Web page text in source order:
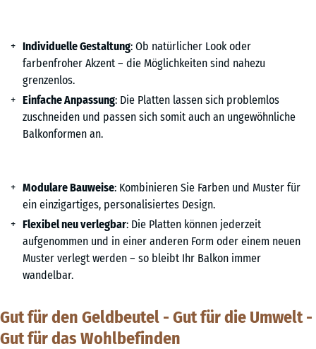
Individuelle Gestaltung: Ob natürlicher Look oder
farbenfroher Akzent – die Möglichkeiten sind nahezu
grenzenlos.
Einfache Anpassung: Die Platten lassen sich problemlos
zuschneiden und passen sich somit auch an ungewöhnliche
Balkonformen an.
Modulare Bauweise: Kombinieren Sie Farben und Muster für
ein einzigartiges, personalisiertes Design.
Flexibel neu verlegbar: Die Platten können jederzeit
aufgenommen und in einer anderen Form oder einem neuen
Muster verlegt werden – so bleibt Ihr Balkon immer
wandelbar.
Gut für den Geldbeutel - Gut für die Umwelt -
Gut für das Wohlbefinden